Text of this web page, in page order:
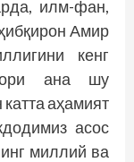
илм-фан,
Амир
кенг
ана шу
аҳамият
асос
миллий ва